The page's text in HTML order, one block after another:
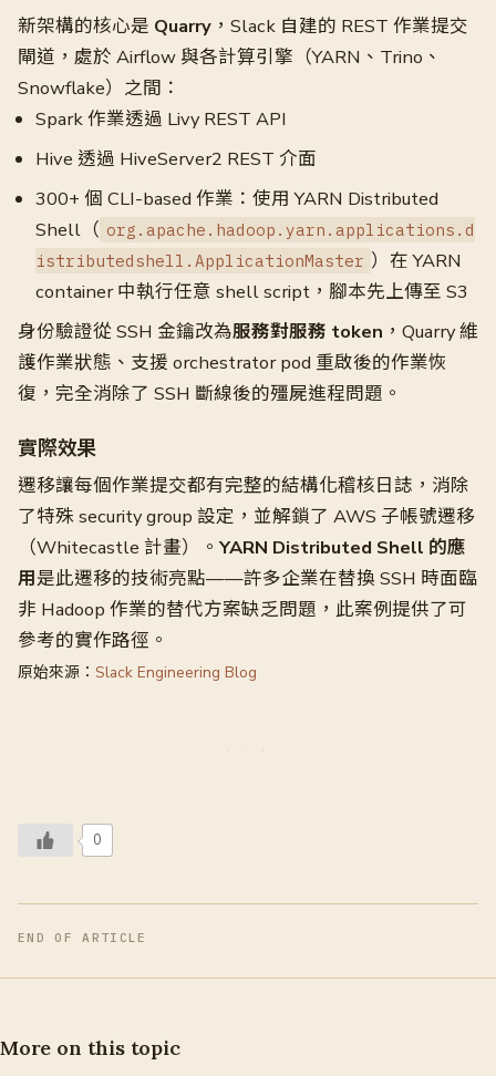
新架構的核心是 Quarry ，Slack 自建的 REST 作業提交
閘道，處於 Airflow 與各計算引擎（YARN、Trino、
Snowflake）之間：
Spark 作業透過 Livy REST API
Hive 透過 HiveServer2 REST 介面
300+ 個 CLI-based 作業：使用 YARN Distributed
Shell（ org.apache.hadoop.yarn.applications.d
istributedshell.ApplicationMaster ）在 YARN
container 中執行任意 shell script，腳本先上傳至 S3
身份驗證從 SSH 金鑰改為服務對服務 token ，Quarry 維
護作業狀態、支援 orchestrator pod 重啟後的作業恢
復，完全消除了 SSH 斷線後的殭屍進程問題。
實際效果
遷移讓每個作業提交都有完整的結構化稽核日誌，消除
了特殊 security group 設定，並解鎖了 AWS 子帳號遷移
（Whitecastle 計畫）。YARN Distributed Shell 的應
用是此遷移的技術亮點——許多企業在替換 SSH 時面臨
非 Hadoop 作業的替代方案缺乏問題，此案例提供了可
參考的實作路徑。
原始來源： Slack Engineering Blog
0
END OF ARTICLE
More on this topic